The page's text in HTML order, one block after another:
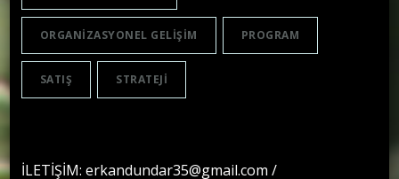
ORGANIZASYONEL GELIŞIM PROGRAM
SATIŞ STRATEJI
İLETİŞİM: erkandundar35@gmail.com /